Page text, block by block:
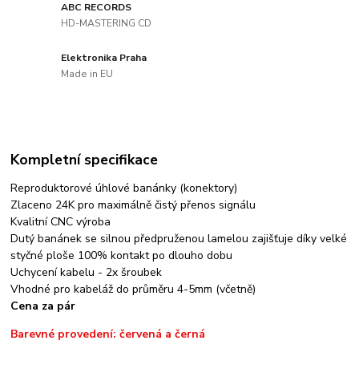
ABC RECORDS
HD-MASTERING CD
Elektronika Praha
Made in EU
Kompletní specifikace
Reproduktorové úhlové banánky (konektory)
Zlaceno 24K pro maximálně čistý přenos signálu
Kvalitní CNC výroba
Dutý banánek se silnou předpruženou lamelou zajišťuje díky velké
styčné ploše 100% kontakt po dlouho dobu
Uchycení kabelu - 2x šroubek
Vhodné pro kabeláž do průměru 4-5mm (včetně)
Cena za pár
Barevné provedení: červená a černá